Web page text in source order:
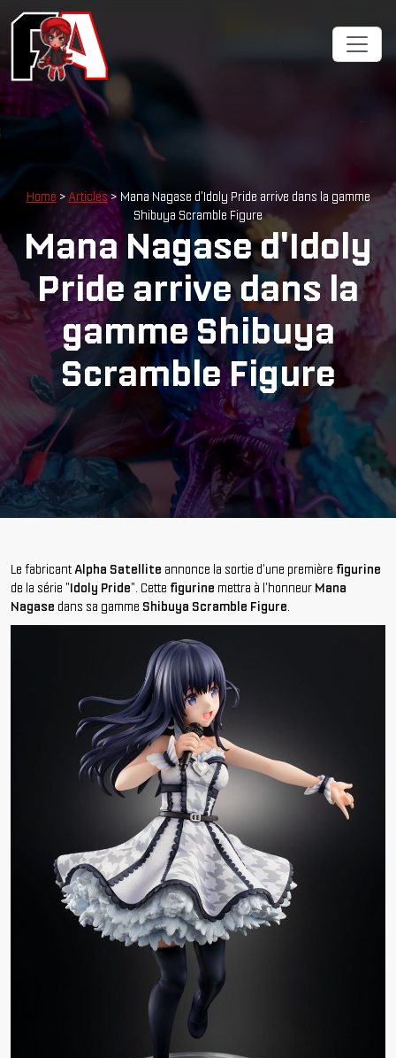
Home > Articles> Mana Nagase d'Idoly Pride arrive dans la gamme
Shibuya Scramble Figure
Mana Nagase d'Idoly
Pride arrive dans la
gamme Shibuya
Scramble Figure
Le fabricant Alpha Satellite annonce la sortie d'une première figurine
de la série "Idoly Pride". Cette figurine mettra à l'honneur Mana
Nagase dans sa gamme Shibuya Scramble Figure.